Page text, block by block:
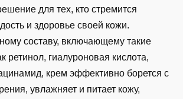
для тех, кто стремится
и здоровье своей кожи.
составу, включающему такие
ретинол, гиалуроновая кислота,
крем эффективно борется с
увлажняет и питает кожу,